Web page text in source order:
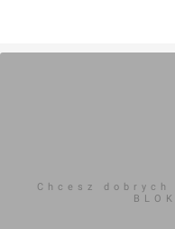
Chcesz